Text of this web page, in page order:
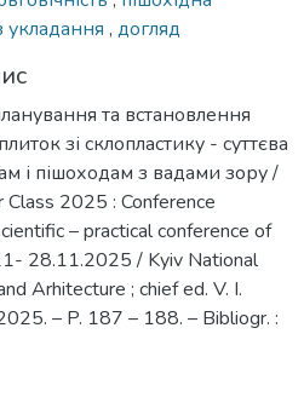
укладання , догляд
та встановлення
зі склопластику - суттєва
і пішоходам з вадами зору /
2025 : Conference
– practical conference of
28.11.2025 / Kyiv National
Arhitecture ; chief ed. V. I.
– P. 187 – 188. – Bibliogr. :